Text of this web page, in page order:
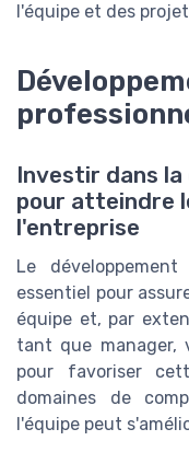
l'équipe et des
Investir dans
pour atteindre
l'entreprise
Le
essentiel pour
équipe et, par
tant que manager,
pour favoriser
domaines de
l'équipe peut